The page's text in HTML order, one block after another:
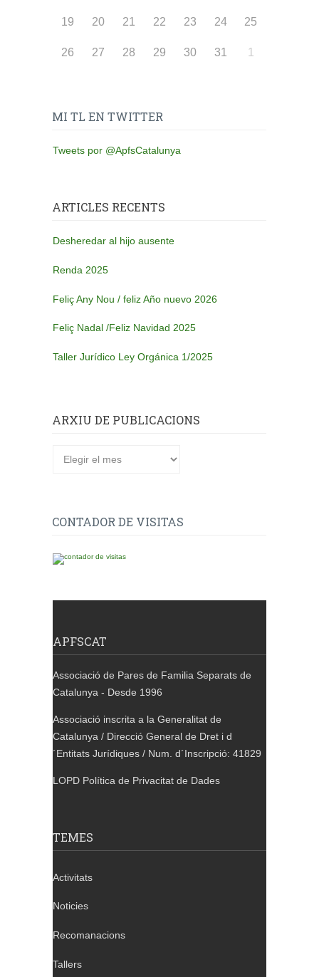
19 20 21 22 23 24 25
26 27 28 29 30 31 1
MI TL EN TWITTER
Tweets por @ApfsCatalunya
ARTICLES RECENTS
Desheredar al hijo ausente
Renda 2025
Feliç Any Nou / feliz Año nuevo 2026
Feliç Nadal /Feliz Navidad 2025
Taller Jurídico Ley Orgánica 1/2025
ARXIU DE PUBLICACIONS
CONTADOR DE VISITAS
APFSCAT
Associació de Pares de Familia Separats de
Catalunya - Desde 1996
Associació inscrita a la Generalitat de
Catalunya / Direcció General de Dret i d
´Entitats Jurídiques / Num. d´Inscripció: 41829
LOPD Política de Privacitat de Dades
TEMES
Activitats
Noticies
Recomanacions
Tallers